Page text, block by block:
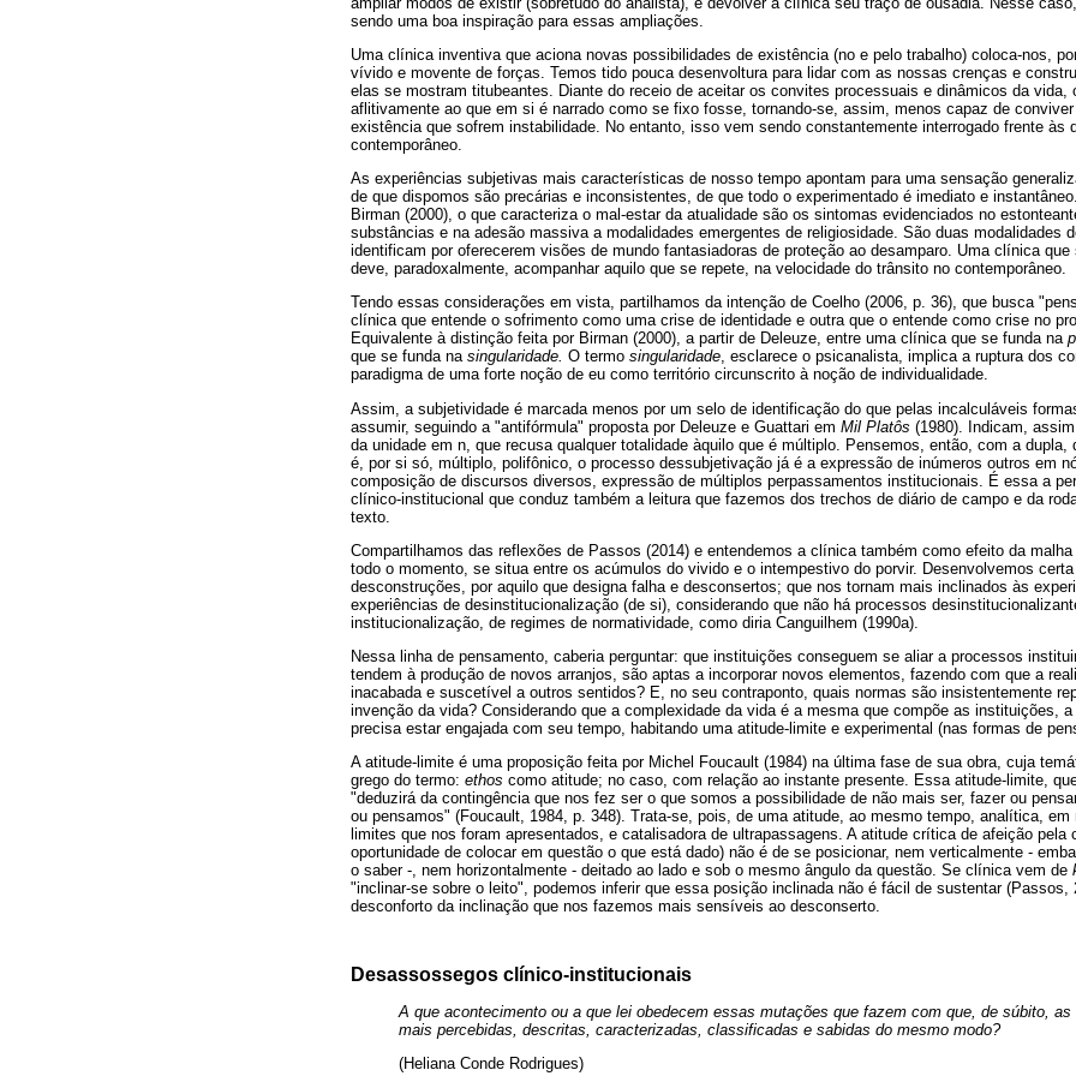
sendo uma boa inspiração para essas ampliações.
Uma clínica inventiva que aciona novas possibilidades de existência (no e pelo trabalho) coloca-nos,
vívido e movente de forças. Temos tido pouca desenvoltura para lidar com as nossas crenças e
elas se mostram titubeantes. Diante do receio de aceitar os convites processuais e dinâmicos da vida,
aflitivamente ao que em si é narrado como se fixo fosse, tornando-se, assim, menos capaz de
existência que sofrem instabilidade. No entanto, isso vem sendo constantemente interrogado frente às
contemporâneo.
As experiências subjetivas mais características de nosso tempo apontam para uma sensação
de que dispomos são precárias e inconsistentes, de que todo o experimentado é imediato e
Birman (2000), o que caracteriza o mal-estar da atualidade são os sintomas evidenciados no
substâncias e na adesão massiva a modalidades emergentes de religiosidade. São duas modalidades
identificam por oferecerem visões de mundo fantasiadoras de proteção ao desamparo. Uma clínica
deve, paradoxalmente, acompanhar aquilo que se repete, na velocidade do trânsito no contemporâneo.
Tendo essas considerações em vista, partilhamos da intenção de Coelho (2006, p. 36), que busca
clínica que entende o sofrimento como uma crise de identidade e outra que o entende como crise no
Equivalente à distinção feita por Birman (2000), a partir de Deleuze, entre uma clínica que se funda na
que se funda na singularidade. O termo singularidade, esclarece o psicanalista, implica a ruptura dos
paradigma de uma forte noção de eu como território circunscrito à noção de individualidade.
Assim, a subjetividade é marcada menos por um selo de identificação do que pelas incalculáveis
assumir, seguindo a "antifórmula" proposta por Deleuze e Guattari em Mil Platôs (1980). Indicam,
da unidade em n, que recusa qualquer totalidade àquilo que é múltiplo. Pensemos, então, com a
é, por si só, múltiplo, polifônico, o processo dessubjetivação já é a expressão de inúmeros outros em
composição de discursos diversos, expressão de múltiplos perpassamentos institucionais. É essa a
clínico-institucional que conduz também a leitura que fazemos dos trechos de diário de campo e da
texto.
Compartilhamos das reflexões de Passos (2014) e entendemos a clínica também como efeito da
todo o momento, se situa entre os acúmulos do vivido e o intempestivo do porvir. Desenvolvemos
desconstruções, por aquilo que designa falha e desconsertos; que nos tornam mais inclinados às
experiências de desinstitucionalização (de si), considerando que não há processos
institucionalização, de regimes de normatividade, como diria Canguilhem (1990a).
Nessa linha de pensamento, caberia perguntar: que instituições conseguem se aliar a processos
tendem à produção de novos arranjos, são aptas a incorporar novos elementos, fazendo com que a
inacabada e suscetível a outros sentidos? E, no seu contraponto, quais normas são insistentemente
invenção da vida? Considerando que a complexidade da vida é a mesma que compõe as instituições,
precisa estar engajada com seu tempo, habitando uma atitude-limite e experimental (nas formas de
A atitude-limite é uma proposição feita por Michel Foucault (1984) na última fase de sua obra, cuja
grego do termo: ethos como atitude; no caso, com relação ao instante presente. Essa atitude-limite,
"deduzirá da contingência que nos fez ser o que somos a possibilidade de não mais ser, fazer ou
ou pensamos" (Foucault, 1984, p. 348). Trata-se, pois, de uma atitude, ao mesmo tempo, analítica, em
limites que nos foram apresentados, e catalisadora de ultrapassagens. A atitude crítica de afeição pela
oportunidade de colocar em questão o que está dado) não é de se posicionar, nem verticalmente -
o saber -, nem horizontalmente - deitado ao lado e sob o mesmo ângulo da questão. Se clínica vem de
"inclinar-se sobre o leito", podemos inferir que essa posição inclinada não é fácil de sustentar (Passos,
desconforto da inclinação que nos fazemos mais sensíveis ao desconserto.
Desassossegos clínico-institucionais
A que acontecimento ou a que lei obedecem essas mutações que fazem com que, de súbito,
mais percebidas, descritas, caracterizadas, classificadas e sabidas do mesmo modo?
(Heliana Conde Rodrigues)